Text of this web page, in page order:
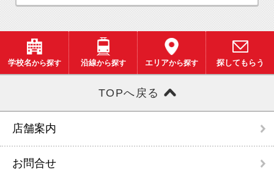
学校名から探す 沿線から探す エリアから探す 探してもらう
TOPへ戻る
店舗案内
お問合せ